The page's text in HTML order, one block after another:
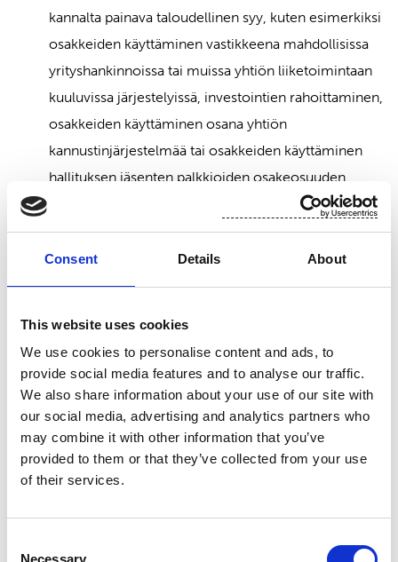
Consent Details About
This website uses cookies
We use cookies to personalise content and ads, to
provide social media features and to analyse our traffic.
We also share information about your use of our site with
our social media, advertising and analytics partners who
may combine it with other information that you’ve
provided to them or that they’ve collected from your use
of their services.
Necessary
kannalta painava taloudellinen syy, kuten esimerkiksi
osakkeiden käyttäminen vastikkeena mahdollisissa
yrityshankinnoissa tai muissa yhtiön liiketoimintaan
kuuluvissa järjestelyissä, investointien rahoittaminen,
osakkeiden käyttäminen osana yhtiön
kannustinjärjestelmää tai osakkeiden käyttäminen
hallituksen jäsenten palkkioiden osakeosuuden
maksuttomana osakeantina yhtiölle itselleen.
Uudet osakkeet voidaan antaa ja yhtiön hallussa
olevat omat osakkeet voidaan luovuttaa joko
maksua vastaan (Maksullinen osakeanti) tai
maksutta (Maksuton osakeanti). Suunnattu
osakeanti voi olla maksuton vain, jos siihen on
yhtiön kannalta ja sen kaikkien osakkeenomistajien
etu huomioon ottaen erityisen painava
taloudellinen syy.